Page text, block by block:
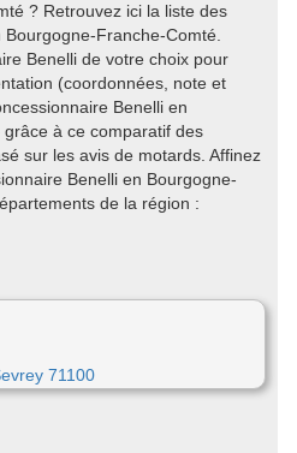
? Retrouvez ici la liste des
Franche-Comté.
Benelli de votre choix pour
(coordonnées, note et
Benelli en
à ce comparatif des
sur les avis de motards. Affinez
Benelli en Bourgogne-
de la région :
71100